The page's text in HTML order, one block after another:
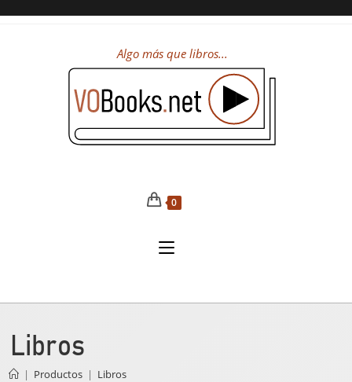
Algo más que libros...
0
Libros
| Productos | Libros